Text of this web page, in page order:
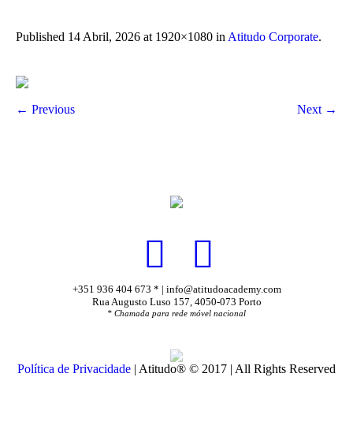
Published 14 Abril, 2026 at 1920×1080 in Atitudo Corporate.
← Previous Next →
+351 936 404 673 * | info@atitudoacademy.com
Rua Augusto Luso 157, 4050-073 Porto
* Chamada para rede móvel nacional
Política de Privacidade | Atitudo® © 2017 | All Rights Reserved